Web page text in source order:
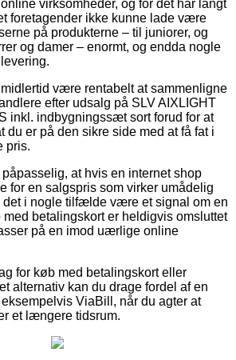
virksomheder, og for det har langt
foretagender ikke kunne lade være
på produkterne – til juniorer, og
og damer – enormt, og endda nogle
være rentabelt at sammenligne
efter udsalg på SLV AIXLIGHT
inkl. indbygningssæt sort forud for at
du er på den sikre side med at få fat i
pris.
at hvis en internet shop
for en salgspris som virker umådelig
det i nogle tilfælde være et signal om en
betalingskort er heldigvis omsluttet
på en imod uærlige online
for køb med betalingskort eller
alternativ kan du drage fordel af en
ViaBill, når du agter at
et længere tidsrum.